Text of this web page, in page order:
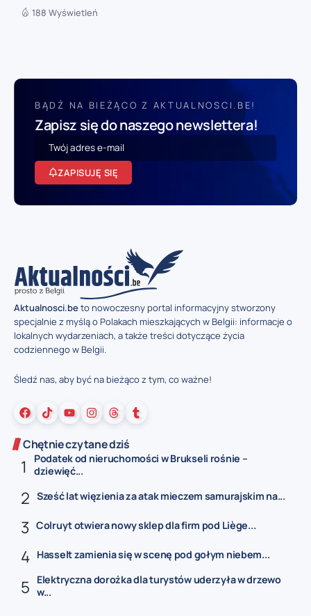
188 Wyświetleń
BĄDŹ NA BIEŻĄCO Z AKTUALNOSCI.BE!
Zapisz się do naszego newslettera!
ZAPISUJĘ SIĘ
Aktualnosci.beto nowoczesny portal informacyjny stworzony
specjalnie z myślą o Polakach mieszkających w Belgii: informacje o
lokalnych wydarzeniach, a także treści dotyczące życia
codziennego w Belgii.
Śledź nas, aby być na bieżąco z tym, co ważne!
Chętnie czytane dziś
Podatek od nieruchomości w Brukseli rośnie –
dziewięć...
Sześć lat więzienia za atak mieczem samurajskim na...
Colruyt otwiera nowy sklep dla firm pod Liège...
Hasselt zamienia się w scenę pod gołym niebem...
Elektryczna dorożka dla turystów uderzyła w drzewo
w...